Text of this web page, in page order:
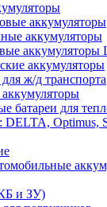
аккумуляторы
аккумуляторы
аккумуляторы
аккумуляторы
ж/д транспорта
батареи для
DELTA, Optimus,
и ЗУ)